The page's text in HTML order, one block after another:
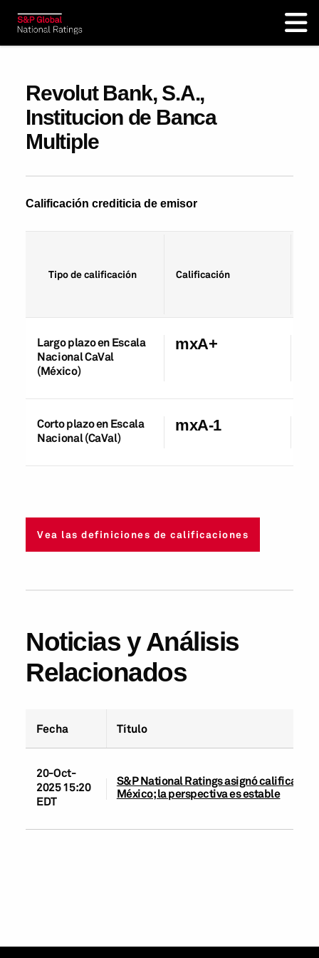
Revolut Bank, S.A.,
Institucion de Banca
Multiple
Calificación crediticia de emisor
Tipo de calificación Calificación
Largo plazo en Escala
Nacional CaVal
(México)
mxA+
Corto plazo en Escala
Nacional (CaVal)
mxA-1
Vea las definiciones de calificaciones
Noticias y Análisis
Relacionados
Fecha Título
20-Oct-
2025 15:20
EDT
S&P National Ratings asignó
México; la perspectiva es estable